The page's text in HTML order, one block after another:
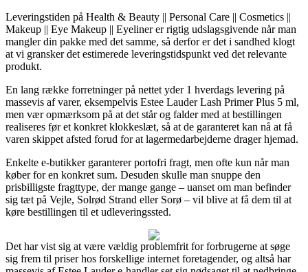
Leveringstiden på Health & Beauty || Personal Care || Cosmetics ||
Makeup || Eye Makeup || Eyeliner er rigtig udslagsgivende når man
mangler din pakke med det samme, så derfor er det i sandhed klogt
at vi gransker det estimerede leveringstidspunkt ved det relevante
produkt.
En lang række forretninger på nettet yder 1 hverdags levering på
massevis af varer, eksempelvis Estee Lauder Lash Primer Plus 5 ml,
men vær opmærksom på at det står og falder med at bestillingen
realiseres før et konkret klokkeslæt, så at de garanteret kan nå at få
varen skippet afsted forud for at lagermedarbejderne drager hjemad.
Enkelte e-butikker garanterer portofri fragt, men ofte kun når man
køber for en konkret sum. Desuden skulle man snuppe den
prisbilligste fragttype, der mange gange – uanset om man befinder
sig tæt på Vejle, Solrød Strand eller Sorø – vil blive at få dem til at
køre bestillingen til et udleveringssted.
Det har vist sig at være vældig problemfrit for forbrugerne at søge
sig frem til priser hos forskellige internet foretagender, og altså har